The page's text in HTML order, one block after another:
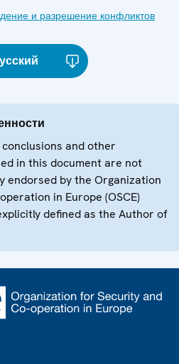
и разрешение конфликтов
and other
in this document are not
endorsed by the Organization
in Europe (OSCE)
defined as the Author of